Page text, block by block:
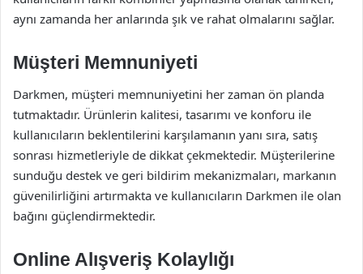
aynı zamanda her anlarında şık ve rahat olmalarını sağlar.
Müşteri Memnuniyeti
Darkmen, müşteri memnuniyetini her zaman ön planda
tutmaktadır. Ürünlerin kalitesi, tasarımı ve konforu ile
kullanıcıların beklentilerini karşılamanın yanı sıra, satış
sonrası hizmetleriyle de dikkat çekmektedir. Müşterilerine
sunduğu destek ve geri bildirim mekanizmaları, markanın
güvenilirliğini artırmakta ve kullanıcıların Darkmen ile olan
bağını güçlendirmektedir.
Online Alışveriş Kolaylığı